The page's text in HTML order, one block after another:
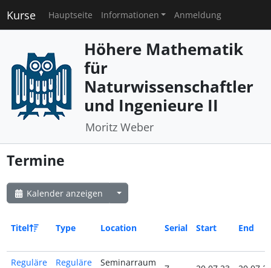
Kurse Hauptseite Informationen Anmeldung
Höhere Mathematik
für
Naturwissenschaftler
und Ingenieure II
Moritz Weber
Termine
Kalender anzeigen
Titel Type Location Serial Start End
Reguläre
Reguläre
Seminarraum